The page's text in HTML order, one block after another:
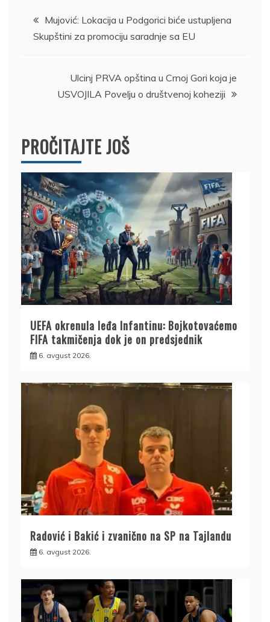
Kretanje
članka
Mujović: Lokacija u Podgorici biće ustupljena
Skupštini za promociju saradnje sa EU
Ulcinj PRVA opština u Crnoj Gori koja je
USVOJILA Povelju o društvenoj koheziji
PROČITAJTE JOŠ
UEFA okrenula leđa Infantinu: Bojkotovaćemo
FIFA takmičenja dok je on predsjednik
6. avgust 2026.
Radović i Bakić i zvanično na SP na Tajlandu
6. avgust 2026.